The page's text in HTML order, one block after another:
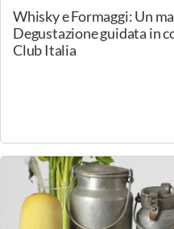
28/03/2025
Roma Capitale Città del